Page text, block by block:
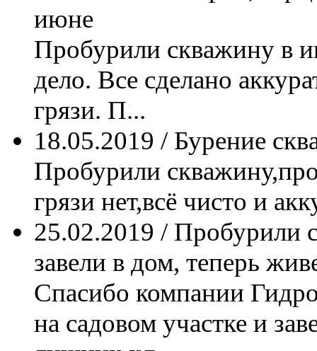
июне
Пробурили скважину в
дело. Все сделано
грязи. П...
18.05.2019 / Бурение
Пробурили
грязи нет,всё чисто и
25.02.2019 / Пробурили
завели в дом, теперь
Спасибо компании
на садовом участке и